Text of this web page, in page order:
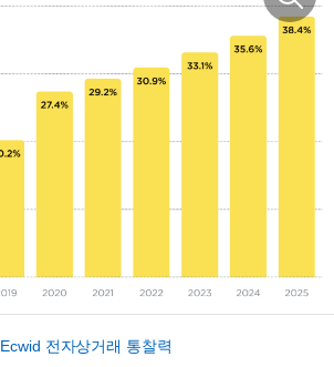
Ecwid 전자상거래 통찰력